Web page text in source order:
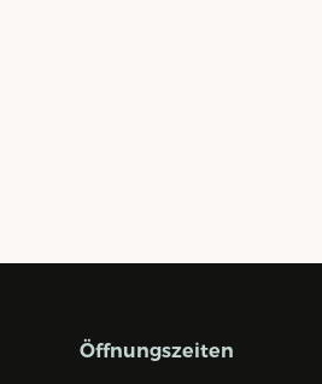
Öffnungszeiten